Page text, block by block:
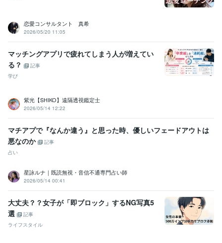
占い 自身がDV経験者の占い師、ライター
タロット占い
鬱病
PTSD
双極性障害 不眠症 悩み相談
悩み相談・カウンセリング
自身がDV経験者・インタビュアー経験豊
富
語学力
英語 日常会話レベル
恋愛コンサルタント 真希
2026/05/20 11:05
マッチングアプリで疲れてしまう人が増えてい
る？
記事
学び
紫光【SHIKO】遠隔透視鑑定士
2026/05/14 12:22
マチアプで『なんか違う』と思った時、優しいフェードアウトは
悪なのか
記事
占い
星詠ルナ｜既読無視・音信不通専門占い師
2026/05/14 00:41
大丈夫？？女子が「即ブロック」するNG写真5
選
記事
ライフスタイル